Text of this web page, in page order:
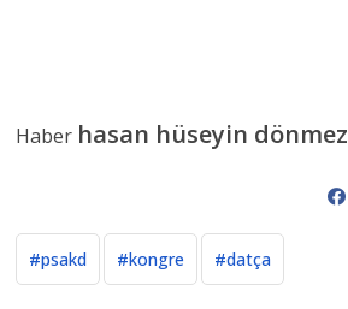
Haber hasan hüseyin dönmez
#psakd #kongre #datça